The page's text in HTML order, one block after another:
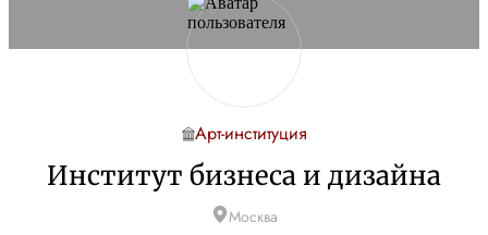
Арт-институция
Институт бизнеса и дизайна
Москва